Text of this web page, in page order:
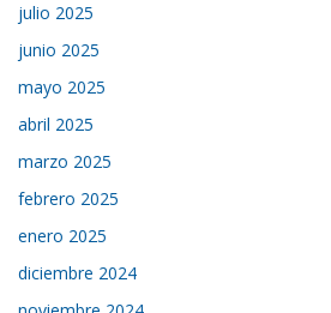
julio 2025
junio 2025
mayo 2025
abril 2025
marzo 2025
febrero 2025
enero 2025
diciembre 2024